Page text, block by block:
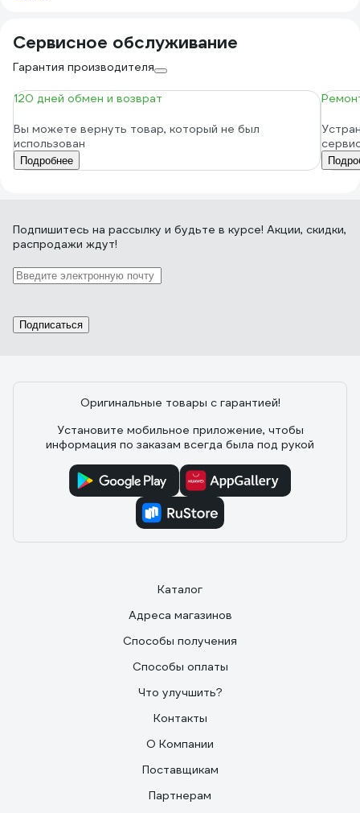
Сервисное обслуживание
Гарантия производителя
120 дней обмен и возврат
Вы можете вернуть товар, который не был
использован
Подробнее
Подпишитесь на рассылку и будьте в курсе! Акции, скидки,
распродажи ждут!
Подписаться
Оригинальные товары с гарантией!
Установите мобильное приложение, чтобы
информация по заказам всегда была под рукой
Каталог
Адреса магазинов
Способы получения
Способы оплаты
Что улучшить?
Контакты
О Компании
Поставщикам
Партнерам